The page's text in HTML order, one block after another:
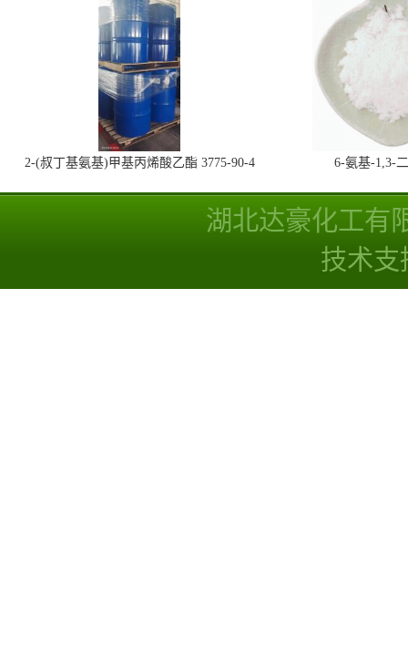
2-(叔丁基氨基)甲基丙烯酸乙酯 3775-90-4 6-氨基-1,3-
湖北达豪化工有
技术